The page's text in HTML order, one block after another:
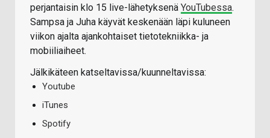
perjantaisin klo 15 live-lähetyksenä YouTubessa.
Sampsa ja Juha käyvät keskenään läpi kuluneen
viikon ajalta ajankohtaiset tietotekniikka- ja
mobiiliaiheet.
Jälkikäteen katseltavissa/kuunneltavissa:
Youtube
iTunes
Spotify